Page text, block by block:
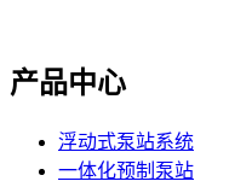
产品中心
浮动式泵站系统
一体化预制泵站